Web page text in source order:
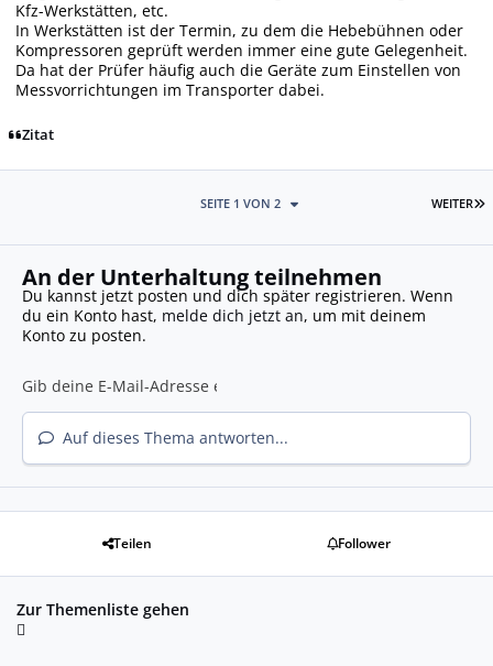
Kfz-Werkstätten, etc.
In Werkstätten ist der Termin, zu dem die Hebebühnen oder
Kompressoren geprüft werden immer eine gute Gelegenheit.
Da hat der Prüfer häufig auch die Geräte zum Einstellen von
Messvorrichtungen im Transporter dabei.
Zitat
WEITER
SEITE 1 VON 2
An der Unterhaltung teilnehmen
Du kannst jetzt posten und dich später registrieren. Wenn
du ein Konto hast, melde dich jetzt an, um mit deinem
Konto zu posten.
Auf dieses Thema antworten...
Teilen Follower
Zur Themenliste gehen